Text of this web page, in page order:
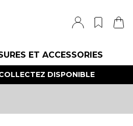
ET ACCESSORIES
DISPONIBLE